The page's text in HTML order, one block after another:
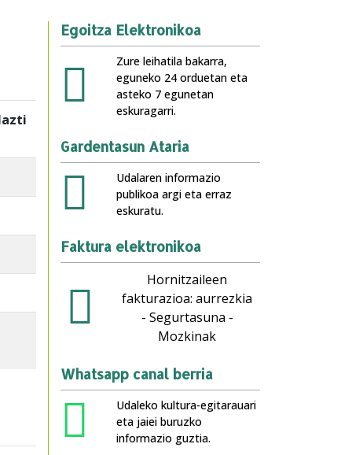
Egoitza Elektronikoa
Zure leihatila bakarra,
eguneko 24 orduetan eta
asteko 7 egunetan
eskuragarri.
Gardentasun Ataria
Udalaren informazio
publikoa argi eta erraz
eskuratu.
Faktura elektronikoa
Hornitzaileen
fakturazioa: aurrezkia
- Segurtasuna -
Mozkinak
Whatsapp canal berria
Udaleko kultura-egitarauari
eta jaiei buruzko
informazio guztia.